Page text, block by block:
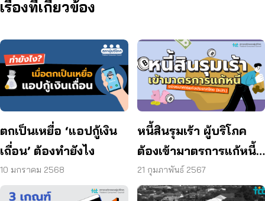
เรื่องที่เกี่ยวข้อง
ตกเป็นเหยื่อ ‘แอปกู้เงิน
เถื่อน’ ต้องทำยังไง
10 มกราคม 2568
หนี้สินรุมเร้า ผู้บริโภค
ต้องเข้ามาตรการแก้หนี้
ของธนาคารแห่ง
ประเทศไทย (ธปท.)
21 กุมภาพันธ์ 2567